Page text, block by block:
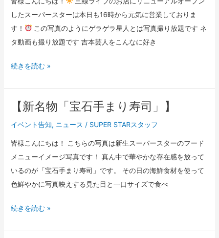
したスーパースターは本日も16時から元気に営業しておりま
す！
この写真のようにゲラゲラ星人とは写真撮り放題です ネ
タ動画も撮り放題です 吉本芸人をこんなに好き
ぅ
～
～
～
続きを読む »
【新名物「宝石手まり寿司」】
イベント告知, ニュース / SUPER STARスタッフ
皆様こんにちは！ こちらの写真は新生スーパースターのフード
メニューイメージ写真です！ 真ん中で華やかな存在感を放って
いるのが「宝石手まり寿司」です。 その日の海鮮食材を使って
色鮮やかに写真映えする見た目と一口サイズで食べ
【新
「宝
石
手
ま
続きを読む »